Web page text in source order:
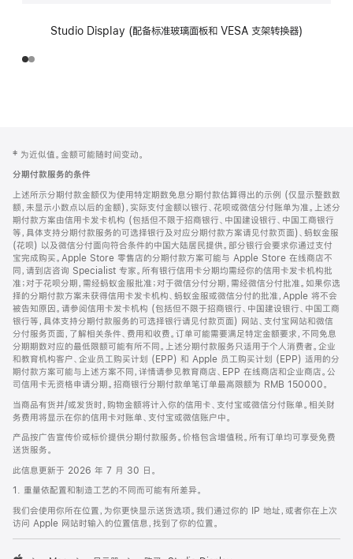
Studio Display (配备标准玻璃面板和 VESA 支架转换器)
页
页
脚
注
‡ 为近似值。金额可能随时间变动。
分期付款服务的条件
上述所示分期付款金额仅为使用特定期数免息分期付款估算得出的示例 (仅显示整数数
额，未显示小数点以后的金额)，实际支付金额以银行、花呗或微信分付账单为准。上述分
期付款方案由信用卡发卡机构 (包括但不限于招商银行、中国建设银行、中国工商银行
等，具体支持分期付款服务的可选择银行及对应分期付款方案请见付款页面)、蚂蚁金服
(花呗) 以及微信分付面向符合条件的中国大陆居民提供。部分银行会要求你通过支付
宝完成购买。Apple Store 零售店的分期付款方案可能与 Apple Store 在线商店不
同，请到店咨询 Specialist 专家。所有银行信用卡分期均需经你的信用卡发卡机构批
准；对于花呗分期，需经蚂蚁金服批准；对于微信分付分期，需经微信分付批准。如果你选
择的分期付款方案未获得信用卡发卡机构、蚂蚁金服或微信分付的批准，Apple 将不会
被告知原因。请参阅信用卡发卡机构 (包括但不限于招商银行、中国建设银行、中国工商
银行等，具体支持分期付款服务的可选择银行请见付款页面) 网站、支付宝网站和微信
分付服务页面，了解相关条件、费用和收费。订单可能需要满足特定金额要求，不同免息
分期期数对应的最低限额可能有所不同。上述分期付款服务只适用于个人消费者。企业
和教育机构客户、企业员工购买计划 (EPP) 和 Apple 员工购买计划 (EPP) 适用的分
期付款方案可能与上述方案不同，详情请参见教育商店、EPP 在线商店和企业商店。公
司信用卡无资格申请分期。招商银行分期付款单笔订单最高限额为 RMB 150000。
当商品有货并/或发货时，购物金额将计入你的信用卡、支付宝或微信分付账单。相关财
务费用将显示在你的信用卡对账单、支付宝或微信账户中。
产品按广告宣传价或标价提供分期付款服务。价格包含增值税。所有订单均可享受免费
送货服务。
此信息更新于 2026 年 7 月 30 日。
1. 重量依配置和制造工艺的不同而可能有所差异。
我们会使用你所在位置，为你更快显示送货选项。我们通过你的 IP 地址，或者你在上次
访问 Apple 网站时输入的位置信息，找到了你的位置。